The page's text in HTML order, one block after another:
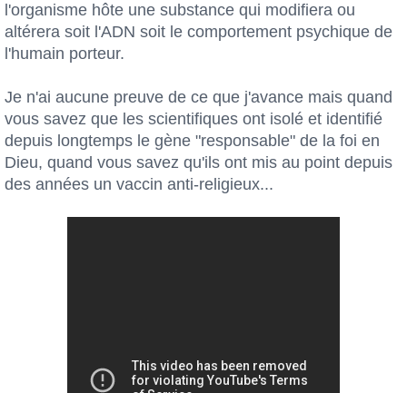
l'organisme hôte une substance qui modifiera ou
altérera soit l'ADN soit le comportement psychique de
l'humain porteur.
Je n'ai aucune preuve de ce que j'avance mais quand
vous savez que les scientifiques ont isolé et identifié
depuis longtemps le gène "responsable" de la foi en
Dieu, quand vous savez qu'ils ont mis au point depuis
des années un vaccin anti-religieux...